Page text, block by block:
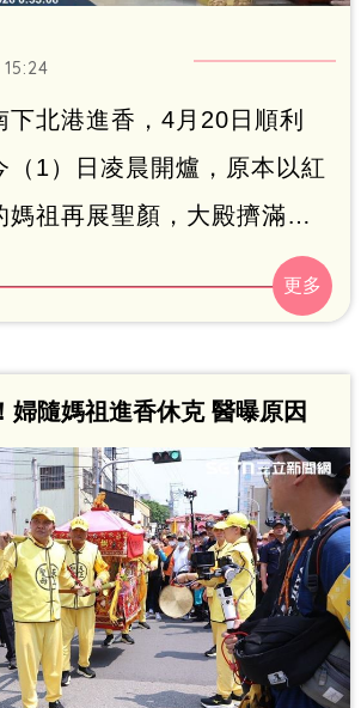
下北港進香，4月20日順利
（1）日凌晨開爐，原本以紅
媽祖再展聖顏，大殿擠滿萬
，值年爐主也把從北港朝天
的萬年香火，分添至各香爐
婦隨媽祖進香休克 醫曝原因